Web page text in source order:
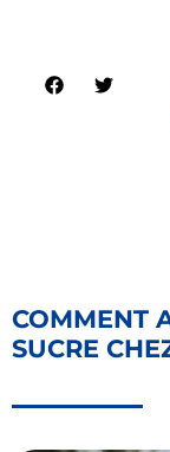
COMMENT
SUCRE